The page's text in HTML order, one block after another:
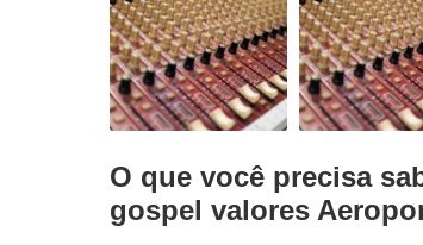
O que você precisa
gospel valores